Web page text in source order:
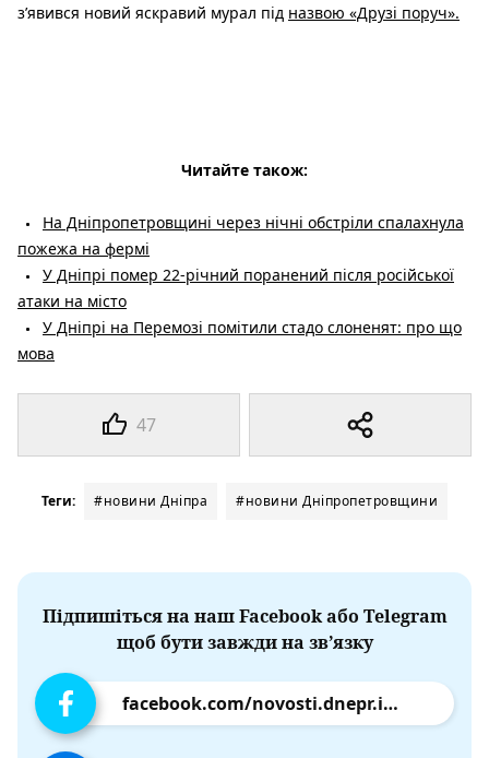
47
з’явився новий яскравий мурал під назвою «Друзі поруч».
Читайте також:
На Дніпропетровщині через нічні обстріли спалахнула
пожежа на фермі
У Дніпрі помер 22-річний поранений після російської
атаки на місто
У Дніпрі на Перемозі помітили стадо слоненят: про що
мова
Теги: #новини Дніпра #новини Дніпропетровщини
Підпишіться на наш Facebook або Telegram
щоб бути завжди на зв’язку
facebook.com/novosti.dnepr.info